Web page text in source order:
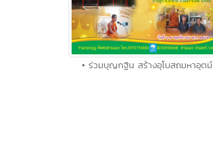
• ร่วมบุญกฐิน สร้างอุโบสถมหาอุตม์